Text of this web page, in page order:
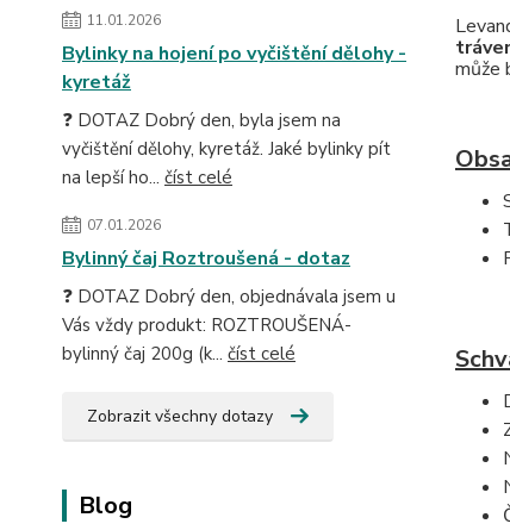
11.01.2026
Bylinky na hojení po vyčištění dělohy -
kyretáž
❓ DOTAZ Dobrý den, byla jsem na
vyčištění dělohy, kyretáž. Jaké bylinky pít
na lepší ho... číst celé
07.01.2026
Bylinný čaj Roztroušená - dotaz
❓ DOTAZ Dobrý den, objednávala jsem u
Vás vždy produkt: ROZTROUŠENÁ-
bylinný čaj 200g (k... číst celé
Zobrazit všechny dotazy
Blog
může